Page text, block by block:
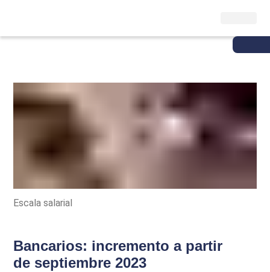
Escala salarial
Bancarios: incremento a partir
de septiembre 2023